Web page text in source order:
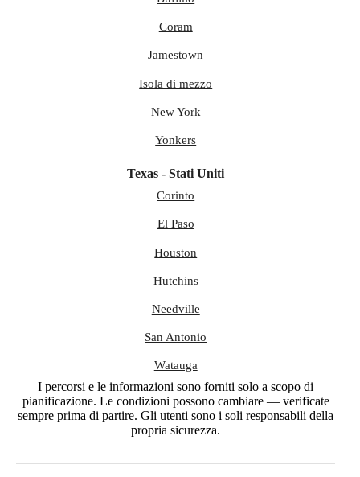
Coram
Jamestown
Isola di mezzo
New York
Yonkers
Texas - Stati Uniti
Corinto
El Paso
Houston
Hutchins
Needville
San Antonio
Watauga
I percorsi e le informazioni sono forniti solo a scopo di
pianificazione. Le condizioni possono cambiare — verificate
sempre prima di partire. Gli utenti sono i soli responsabili della
propria sicurezza.